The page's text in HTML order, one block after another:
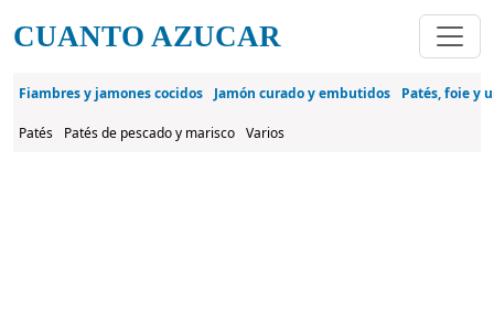
Pasar al contenido principal
CUANTO AZUCAR
Fiambres y jamones cocidos Jamón curado y embutidos Patés, foie y
Patés Patés de pescado y marisco Varios